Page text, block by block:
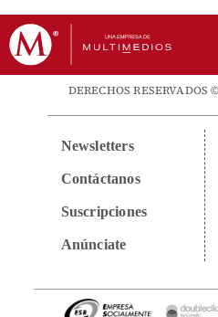
DERECHOS RESERVADOS
Newsletters
Contáctanos
Suscripciones
Anúnciate